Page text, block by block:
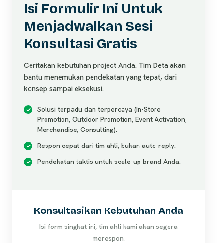
Isi Formulir Ini Untuk
Menjadwalkan Sesi
Konsultasi Gratis
Ceritakan kebutuhan project Anda. Tim Deta akan
bantu menemukan pendekatan yang tepat, dari
konsep sampai eksekusi.
Solusi terpadu dan terpercaya (In-Store
Promotion, Outdoor Promotion, Event Activation,
Merchandise, Consulting).
Respon cepat dari tim ahli, bukan auto-reply.
Pendekatan taktis untuk scale-up brand Anda.
Konsultasikan Kebutuhan Anda
Isi form singkat ini, tim ahli kami akan segera
merespon.